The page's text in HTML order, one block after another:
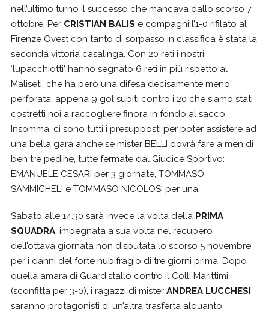
nell’ultimo turno il successo che mancava dallo scorso 7
ottobre. Per CRISTIAN BALIS e compagni l’1-0 rifilato al
Firenze Ovest con tanto di sorpasso in classifica è stata la
seconda vittoria casalinga. Con 20 reti i nostri
‘lupacchiotti’ hanno segnato 6 reti in più rispetto al
Maliseti, che ha però una difesa decisamente meno
perforata: appena 9 gol subiti contro i 20 che siamo stati
costretti noi a raccogliere finora in fondo al sacco.
Insomma, ci sono tutti i presupposti per poter assistere ad
una bella gara anche se mister BELLI dovrà fare a men di
ben tre pedine, tutte fermate dal Giudice Sportivo:
EMANUELE CESARI per 3 giornate, TOMMASO
SAMMICHELI e TOMMASO NICOLOSI per una.
Sabato alle 14.30 sarà invece la volta della PRIMA
SQUADRA, impegnata a sua volta nel recupero
dell’ottava giornata non disputata lo scorso 5 novembre
per i danni del forte nubifragio di tre giorni prima. Dopo
quella amara di Guardistallo contro il Colli Marittimi
(sconfitta per 3-0), i ragazzi di mister ANDREA LUCCHESI
saranno protagonisti di un’altra trasferta alquanto